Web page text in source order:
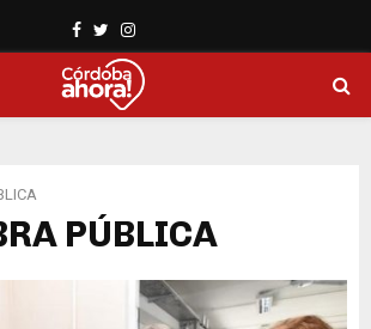
Facebook
TwitterInstagram
PÚBLICA